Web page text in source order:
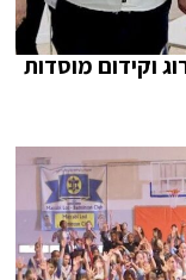
וקידום מוסדות